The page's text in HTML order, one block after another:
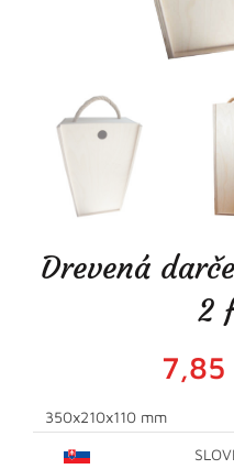
Drevená
2
7,85
350x210x110 mm